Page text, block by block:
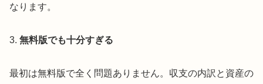
なります。
3. 無料版でも十分すぎる
最初は無料版で全く問題ありません。収支の内訳と資産の